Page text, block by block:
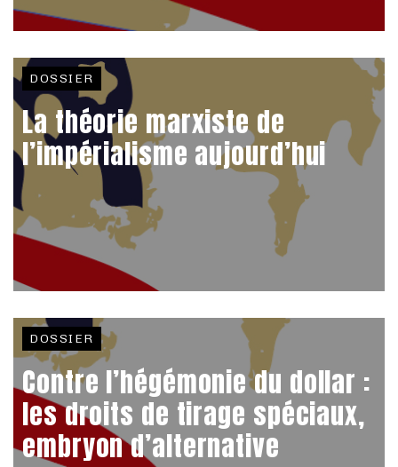
DOSSIER
La théorie marxiste de
l’impérialisme aujourd’hui
DOSSIER
Contre l’hégémonie du dollar :
les droits de tirage spéciaux,
embryon d’alternative